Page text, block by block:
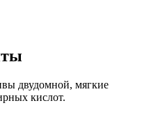
двудомной, мягкие
кислот.